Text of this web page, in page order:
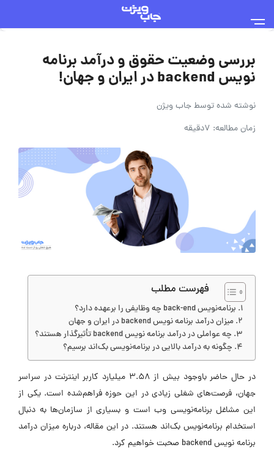
بررسی وضعیت حقوق و درآمد برنامه
نویس backend در ایران و جهان!
نوشته شده توسطجاب ویژن
زمان مطالعه: 7دقیقه
فهرست مطلب
برنامه‌نویس back-end چه وظایفی را برعهده دارد؟
میزان درآمد برنامه نویس backend در ایران و جهان
چه عواملی در درآمد برنامه نویس backend تأثیرگذار هستند؟
چگونه به درآمد بالایی در برنامه‌نویسی بک‌اند برسیم؟
در حال حاضر باوجود بیش از ۳.۵۸ میلیارد کاربر اینترنت در سراسر
جهان، فرصت‌های شغلی زیادی در این حوزه فراهم‌شده است. یکی از
این مشاغل برنامه‌نویسی وب است و بسیاری از سازمان‌ها به دنبال
استخدام برنامه‌نویس بک‌اند هستند. در این مقاله، درباره میزان درآمد
برنامه نویس backend صحبت خواهیم کرد.